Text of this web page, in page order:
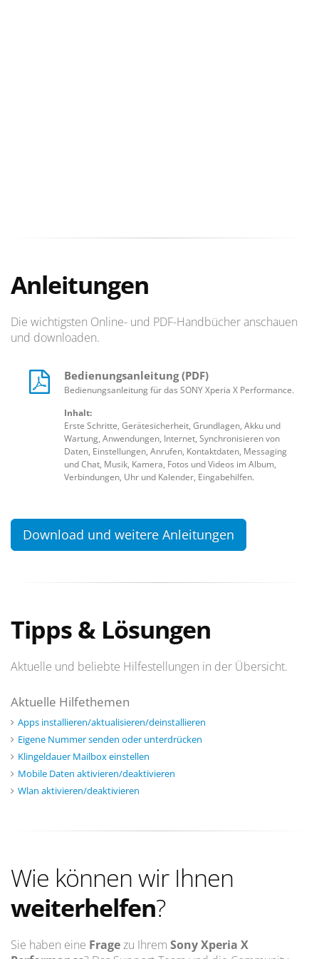
Anleitungen
Die wichtigsten Online- und PDF-Handbücher anschauen
und downloaden.
Bedienungsanleitung (PDF)
Bedienungsanleitung für das SONY Xperia X Performance.
Inhalt:
Erste Schritte, Gerätesicherheit, Grundlagen, Akku und
Wartung, Anwendungen, Internet, Synchronisieren von
Daten, Einstellungen, Anrufen, Kontaktdaten, Messaging
und Chat, Musik, Kamera, Fotos und Videos im Album,
Verbindungen, Uhr und Kalender, Eingabehilfen.
Download und weitere Anleitungen
Tipps & Lösungen
Aktuelle und beliebte Hilfestellungen in der Übersicht.
Aktuelle Hilfethemen
Apps installieren/aktualisieren/deinstallieren
Eigene Nummer senden oder unterdrücken
Klingeldauer Mailbox einstellen
Mobile Daten aktivieren/deaktivieren
Wlan aktivieren/deaktivieren
Wie können wir Ihnen
weiterhelfen?
Sie haben eine Fragezu Ihrem Sony Xperia X